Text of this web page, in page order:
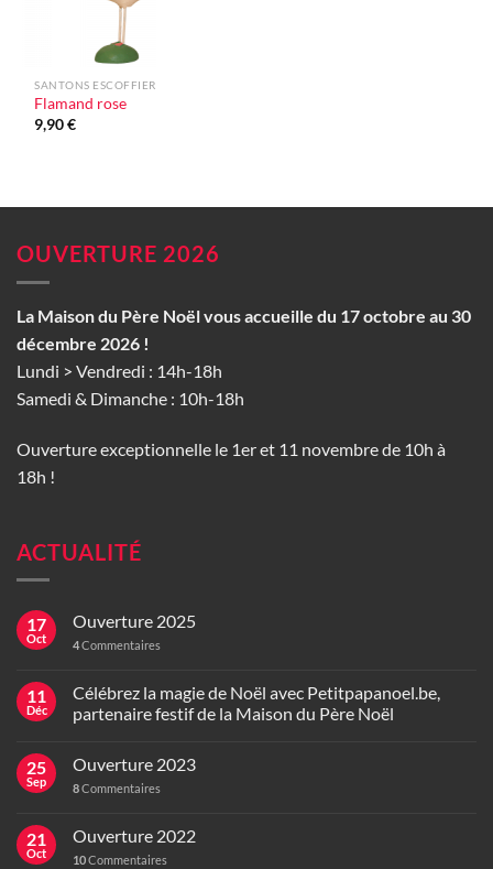
SANTONS ESCOFFIER
Flamand rose
9,90€
OUVERTURE 2026
La Maison du Père Noël vous accueille du 17 octobre au 30
décembre 2026 !
Lundi > Vendredi : 14h-18h
Samedi & Dimanche : 10h-18h
Ouverture exceptionnelle le 1er et 11 novembre de 10h à
18h !
ACTUALITÉ
17
Oct
Ouverture 2025
4Commentaires
11
Déc
Célébrez la magie de Noël avec Petitpapanoel.be,
partenaire festif de la Maison du Père Noël
25
Sep
Ouverture 2023
8Commentaires
21
Oct
Ouverture 2022
10Commentaires